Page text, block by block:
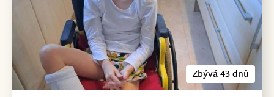
Zbývá 43 dnů